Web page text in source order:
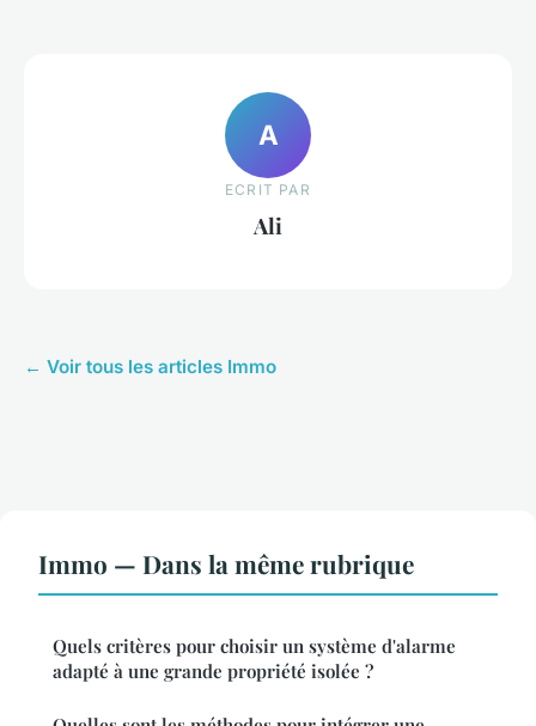
A
ECRIT PAR
Ali
← Voir tous les articles Immo
Immo — Dans la même rubrique
Quels critères pour choisir un système d'alarme
adapté à une grande propriété isolée ?